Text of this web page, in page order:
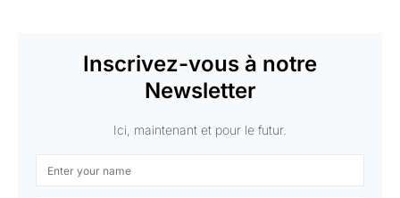
Inscrivez-vous à notre
Newsletter
Ici, maintenant et pour le futur.